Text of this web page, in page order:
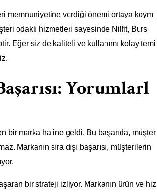
memnuniyetine verdiği önemi ortaya koym
odaklı hizmetleri sayesinde Nilfit, Burs
Eğer siz de kaliteli ve kullanımı kolay temi
Yorumlarl
bir marka haline geldi. Bu başarıda, müşter
Markanın sıra dışı başarısı, müşterilerin
bir strateji izliyor. Markanın ürün ve hiz